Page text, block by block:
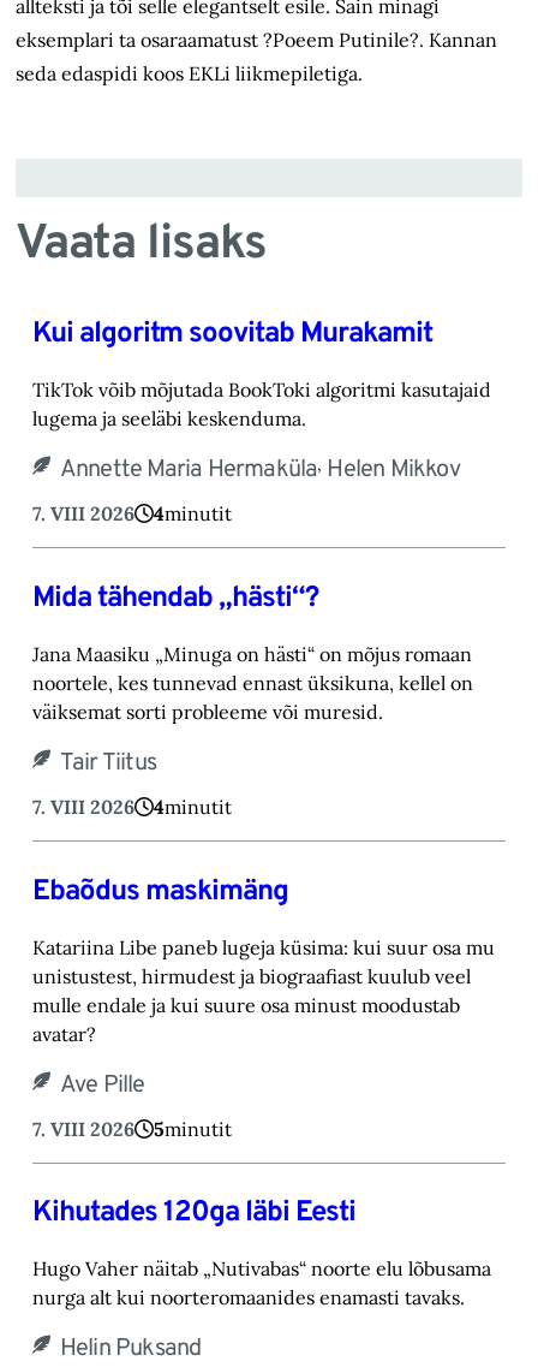
allteksti ja tõi selle elegantselt esile. Sain minagi
eksemplari ta osaraamatust ?Poeem Putinile?. Kannan
seda edaspidi koos EKLi liikmepiletiga.
Vaata lisaks
Kui algoritm soovitab Murakamit
TikTok võib mõjutada BookToki algoritmi kasutajaid
lugema ja seeläbi keskenduma.‎
Annette Maria Hermaküla, Helen Mikkov
7. VIII 2026 4minutit
Mida tähendab „hästi“?
Jana Maasiku „Minuga on hästi“ on mõjus romaan
noortele, kes tunnevad ennast üksikuna, ‎kellel on
väiksemat sorti probleeme või muresid.‎
Tair Tiitus
7. VIII 2026 4minutit
Ebaõdus maskimäng
Katariina Libe paneb lugeja küsima: kui suur osa mu
unistustest, hirmudest ja biograafiast ‎kuulub veel
mulle endale ja kui suure osa minust moodustab
avatar? ‎
Ave Pille
7. VIII 2026 5minutit
Kihutades 120ga läbi Eesti
Hugo Vaher näitab „Nutivabas“ noorte elu lõbusama
nurga alt kui noorteromaanides ena‎masti tavaks.‎
Helin Puksand